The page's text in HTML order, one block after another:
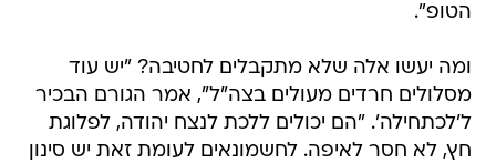
הטופ".
ומה יעשו אלה שלא מתקבלים לחטיבה? "יש עוד
מסלולים חרדים מעולים בצה"ל", אמר הגורם הבכיר
ל'לכתחילה'. "הם יכולים ללכת לנצח יהודה, לפלוגת
חץ, לא חסר לאיפה. לחשמונאים לעומת זאת יש סינון